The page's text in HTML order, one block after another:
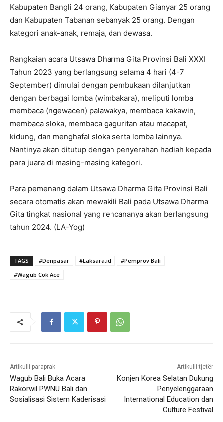
Kabupaten Bangli 24 orang, Kabupaten Gianyar 25 orang
dan Kabupaten Tabanan sebanyak 25 orang. Dengan
kategori anak-anak, remaja, dan dewasa.
Rangkaian acara Utsawa Dharma Gita Provinsi Bali XXXI
Tahun 2023 yang berlangsung selama 4 hari (4-7
September) dimulai dengan pembukaan dilanjutkan
dengan berbagai lomba (wimbakara), meliputi lomba
membaca (ngewacen) palawakya, membaca kakawin,
membaca sloka, membaca gaguritan atau macapat,
kidung, dan menghafal sloka serta lomba lainnya.
Nantinya akan ditutup dengan penyerahan hadiah kepada
para juara di masing-masing kategori.
Para pemenang dalam Utsawa Dharma Gita Provinsi Bali
secara otomatis akan mewakili Bali pada Utsawa Dharma
Gita tingkat nasional yang rencananya akan berlangsung
tahun 2024. (LA-Yog)
TAGS #Denpasar #Laksara.id
#Pemprov Bali
#Wagub Cok Ace
Artikulli paraprak
Wagub Bali Buka Acara
Rakorwil PWNU Bali dan
Sosialisasi Sistem Kaderisasi
Artikulli tjetër
Konjen Korea Selatan Dukung
Penyelenggaraan
International Education dan
Culture Festival